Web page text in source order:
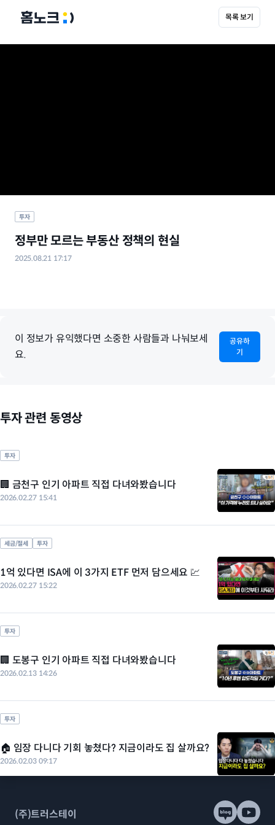
목록 보기
투자
정부만 모르는 부동산 정책의 현실
2025.08.21 17:17
이 정보가 유익했다면 소중한 사람들과 나눠보세
요.
공유하
기
투자 관련 동영상
투자
🏢 금천구 인기 아파트 직접 다녀와봤습니다
2026.02.27 15:41
세금/절세 투자
1억 있다면 ISA에 이 3가지 ETF 먼저 담으세요 💹
2026.02.27 15:22
투자
🏢 도봉구 인기 아파트 직접 다녀와봤습니다
2026.02.13 14:26
투자
🏠 임장 다니다 기회 놓쳤다? 지금이라도 집 살까요?
2026.02.03 09:17
(주)트러스테이